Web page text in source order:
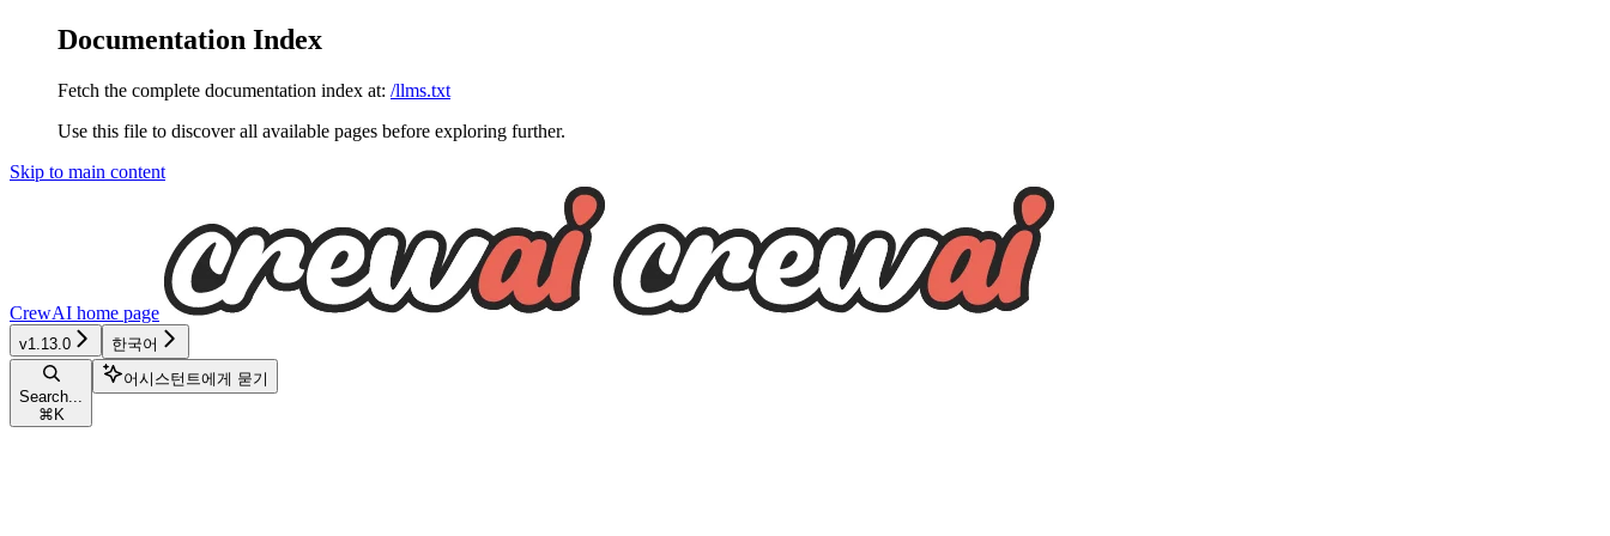
Documentation Index
Fetch the complete documentation index at: /llms.txt
Use this file to discover all available pages before exploring further.
Skip to main content
CrewAI home page
v1.13.0 한국어
Search...
⌘ K
어시스턴트에게 묻기